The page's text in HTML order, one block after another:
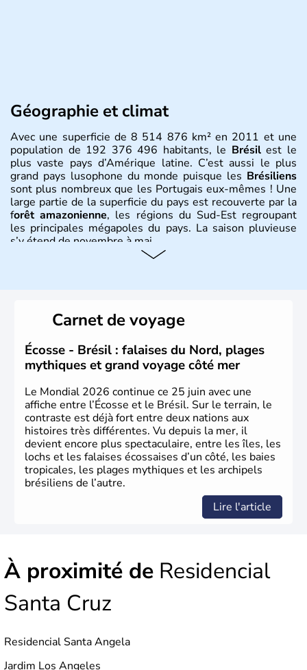
Géographie et climat
Avec une superficie de 8 514 876 km² en 2011 et une
population de 192 376 496 habitants, le Brésilest le
plus vaste pays d’Amérique latine. C’est aussi le plus
grand pays lusophone du monde puisque les Brésiliens
sont plus nombreux que les Portugais eux-mêmes ! Une
large partie de la superficie du pays est recouverte par la
forêt amazonienne, les régions du Sud-Est regroupant
les principales mégapoles du pays. La saison pluvieuse
s’y étend de novembre à mai.
du Brésil ont été atteintes par le portugais Cabral en
1500. Durant le XVIe siècle, de très nombreux esclaves
venus d'Afrique ont permis une large exploitation des
ressources en sucre du pays.
Carnet de voyage
Écosse - Brésil : falaises du Nord, plages
mythiques et grand voyage côté mer
Le Mondial 2026 continue ce 25 juin avec une
affiche entre l’Écosse et le Brésil. Sur le terrain, le
contraste est déjà fort entre deux nations aux
histoires très différentes. Vu depuis la mer, il
devient encore plus spectaculaire, entre les îles, les
lochs et les falaises écossaises d’un côté, les baies
tropicales, les plages mythiques et les archipels
brésiliens de l’autre.
Lire l'article
À proximité de Residencial
Santa Cruz
Residencial Santa Angela
Jardim Los Angeles